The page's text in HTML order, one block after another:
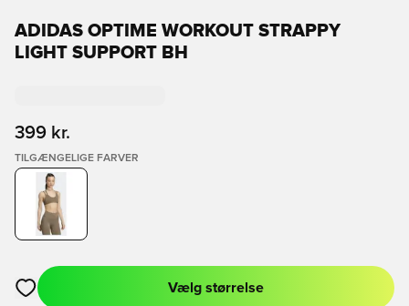
ADIDAS OPTIME WORKOUT STRAPPY
LIGHT SUPPORT BH
399 kr.
TILGÆNGELIGE FARVER
Åbner en Modal til at logge ind eller tilmelde dig som medlem
Vælg størrelse